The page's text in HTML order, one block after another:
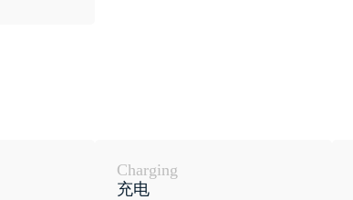
Charging
充电